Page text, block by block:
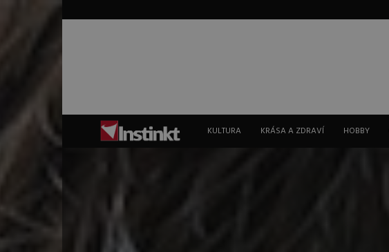
Instinkt
KULTURA KRÁSA A ZDRAVÍ HOBBY